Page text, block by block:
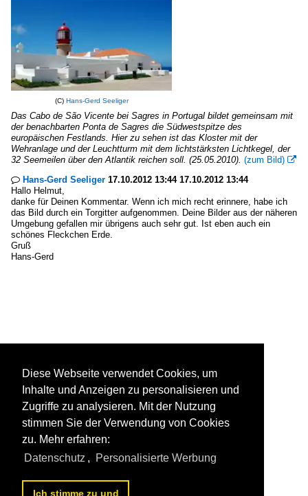
(C) Hans-Gerd Seeliger
Das Cabo de São Vicente bei Sagres in Portugal bildet gemeinsam mit
der benachbarten Ponta de Sagres die Südwestspitze des
europäischen Festlands. Hier zu sehen ist das Kloster mit der
Wehranlage und der Leuchtturm mit dem lichtstärksten Lichtkegel, der
32 Seemeilen über den Atlantik reichen soll. (25.05.2010). (zum Bild) 
 Hans-Gerd Seeliger 17.10.2012 13:44 17.10.2012 13:44
Hallo Helmut,
danke für Deinen Kommentar. Wenn ich mich recht erinnere, habe ich
das Bild durch ein Torgitter aufgenommen. Deine Bilder aus der näheren
Umgebung gefallen mir übrigens auch sehr gut. Ist eben auch ein
schönes Fleckchen Erde.
Gruß
Hans-Gerd
Diese Webseite verwendet Cookies, um
Inhalte und Anzeigen zu personalisieren und
Zugriffe zu analysieren. Mit der Nutzung
stimmen Sie der Verwendung von Cookies
zu. Mehr erfahren:
Datenschutz , Personalisierte Werbung
Ich stimme zu und